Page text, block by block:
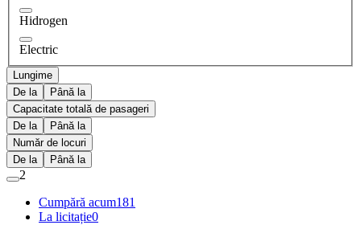
Hidrogen
Electric
Lungime
De la
Până la
Capacitate totală de pasageri
De la
Până la
Număr de locuri
De la
Până la
2
Cumpără acum181
La licitație0